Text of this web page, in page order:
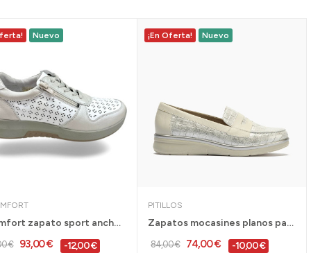
Nuevo
Gcomfort zapato sport ancho especial juanetes...
€ 93,00 € -12,00 €
¡En Oferta! Nuevo
PITILLOS
Zapatos mocasines planos para mujer en piel...
84,00 € 74,00 € -10,00 €